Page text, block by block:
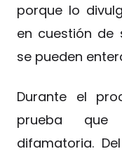
porque lo
en cuestión de
se pueden
Durante el
prueba que
difamatoria.